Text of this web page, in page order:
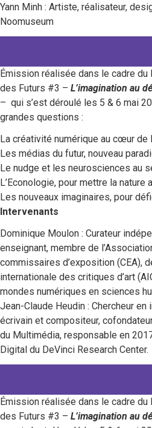
Yann Minh : Artiste, réalisateur,
Noomuseum
Émission réalisée dans le cadre
des Futurs #3 – L’imagination au
– qui s’est déroulé les 5 & 6 mai
grandes questions :
La créativité numérique au cœur de
Les médias du futur, nouveau
Le nudge et les neurosciences au
L’Econologie, pour mettre la nature
Les nouveaux imaginaires, pour
Intervenants
Dominique Moulon : Curateur
enseignant, membre de
commissaires d’exposition (CEA),
internationale des critiques d’art
mondes numériques en sciences
Jean-Claude Heudin : Chercheur
écrivain et compositeur,
du Multimédia, responsable en
Digital du DeVinci Research Center.
Émission réalisée dans le cadre
des Futurs #3 – L’imagination au